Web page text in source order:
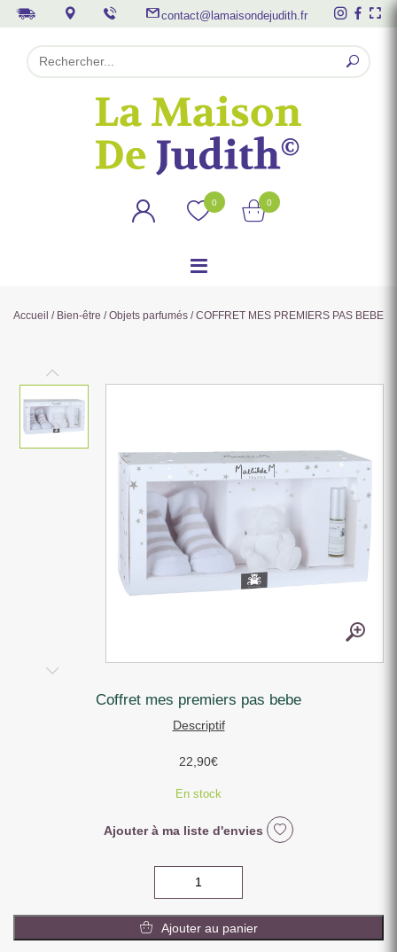
contact@lamaisondejudith.fr
0 0
Accueil / Bien-être /Objets parfumés / COFFRET MES PREMIERS PAS BEBE
coffret mes premiers pas bebe
Descriptif
22,90€
En stock
Ajouter à ma liste d'envies
MES
Ajouter au panier